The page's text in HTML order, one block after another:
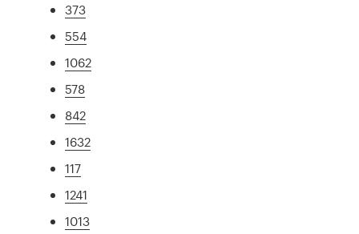
373
554
1062
578
842
1632
117
1241
1013